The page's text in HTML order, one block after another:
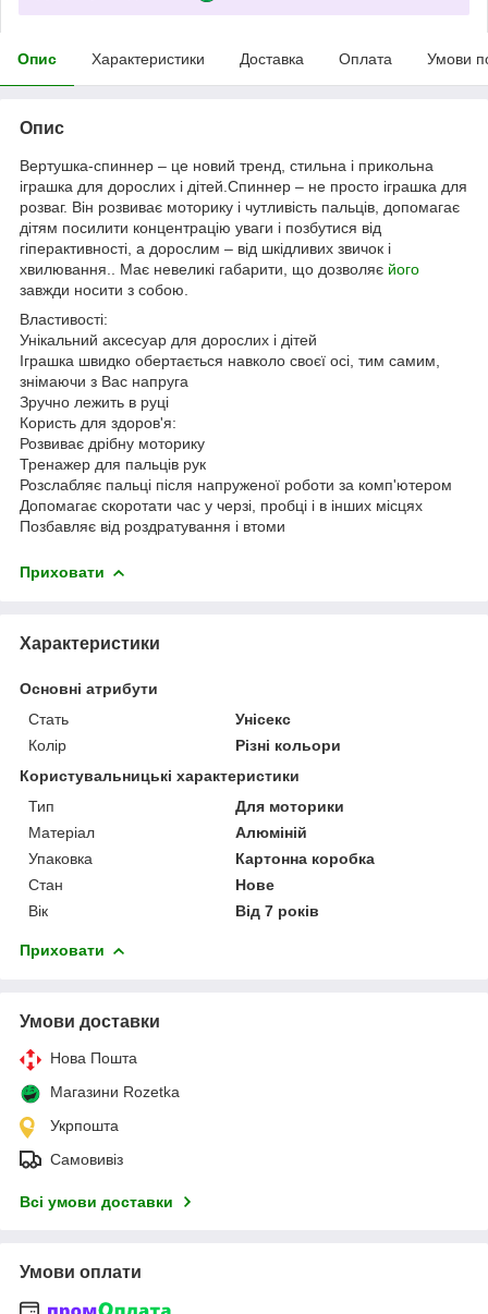
Опис Характеристики Доставка Оплата Умови
Опис
Вертушка-спиннер – це новий тренд, стильна і прикольна
іграшка для дорослих і дітей.Спиннер – не просто іграшка для
розваг. Він розвиває моторику і чутливість пальців, допомагає
дітям посилити концентрацію уваги і позбутися від
гіперактивності, а дорослим – від шкідливих звичок і
хвилювання.. Має невеликі габарити, що дозволяє його
завжди носити з собою.
Властивості:
Унікальний аксесуар для дорослих і дітей
Іграшка швидко обертається навколо своєї осі, тим самим,
знімаючи з Вас напруга
Зручно лежить в руці
Користь для здоров'я:
Розвиває дрібну моторику
Тренажер для пальців рук
Розслабляє пальці після напруженої роботи за комп'ютером
Допомагає скоротати час у черзі, пробці і в інших місцях
Позбавляє від роздратування і втоми
Приховати
Характеристики
Основні атрибути
Стать
Унісекс
Колір
Різні кольори
Користувальницькі характеристики
Тип
Для моторики
Матеріал
Алюміній
Упаковка
Картонна коробка
Стан
Нове
Вік
Від 7 років
Приховати
Умови доставки
Нова Пошта
Магазини Rozetka
Укрпошта
Самовивіз
Всі умови доставки
Умови оплати